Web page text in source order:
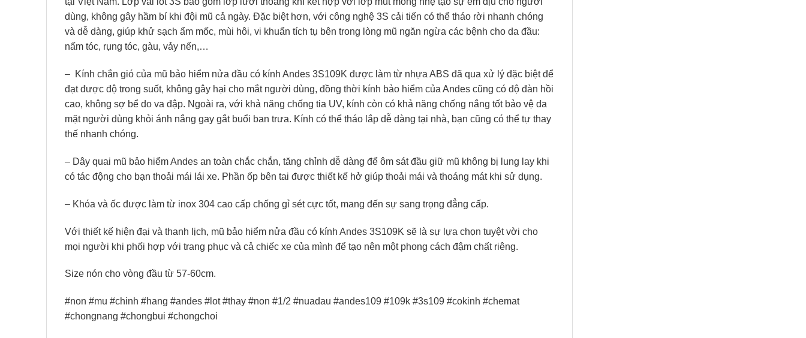
dùng, không gây hầm bí khi đội mũ cả ngày. Đặc biệt hơn, với công nghệ 3S cải tiến có thể tháo rời nhanh chóng
và dễ dàng, giúp khử sạch ẩm mốc, mùi hôi, vi khuẩn tích tụ bên trong lòng mũ ngăn ngừa các bệnh cho da đầu:
nấm tóc, rụng tóc, gàu, vảy nến,…
– Kính chắn gió của mũ bảo hiểm nửa đầu có kính Andes 3S109K được làm từ nhựa ABS đã qua xử lý đặc biệt để
đạt được độ trong suốt, không gây hại cho mắt người dùng, đồng thời kính bảo hiểm của Andes cũng có độ đàn hồi
cao, không sợ bể do va đập. Ngoài ra, với khả năng chống tia UV, kính còn có khả năng chống nắng tốt bảo vệ da
mặt người dùng khỏi ánh nắng gay gắt buổi ban trưa. Kính có thể tháo lắp dễ dàng tại nhà, bạn cũng có thể tự thay
thế nhanh chóng.
– Dây quai mũ bảo hiểm Andes an toàn chắc chắn, tăng chỉnh dễ dàng để ôm sát đầu giữ mũ không bị lung lay khi
có tác động cho bạn thoải mái lái xe. Phần ốp bên tai được thiết kế hở giúp thoải mái và thoáng mát khi sử dụng.
– Khóa và ốc được làm từ inox 304 cao cấp chống gỉ sét cực tốt, mang đến sự sang trọng đẳng cấp.
Với thiết kế hiện đại và thanh lịch, mũ bảo hiểm nửa đầu có kính Andes 3S109K sẽ là sự lựa chọn tuyệt vời cho
mọi người khi phối hợp với trang phục và cả chiếc xe của mình để tạo nên một phong cách đậm chất riêng.
Size nón cho vòng đầu từ 57-60cm.
#non #mu #chinh #hang #andes #lot #thay #non #1/2 #nuadau #andes109 #109k #3s109 #cokinh #chemat
#chongnang #chongbui #chongchoi